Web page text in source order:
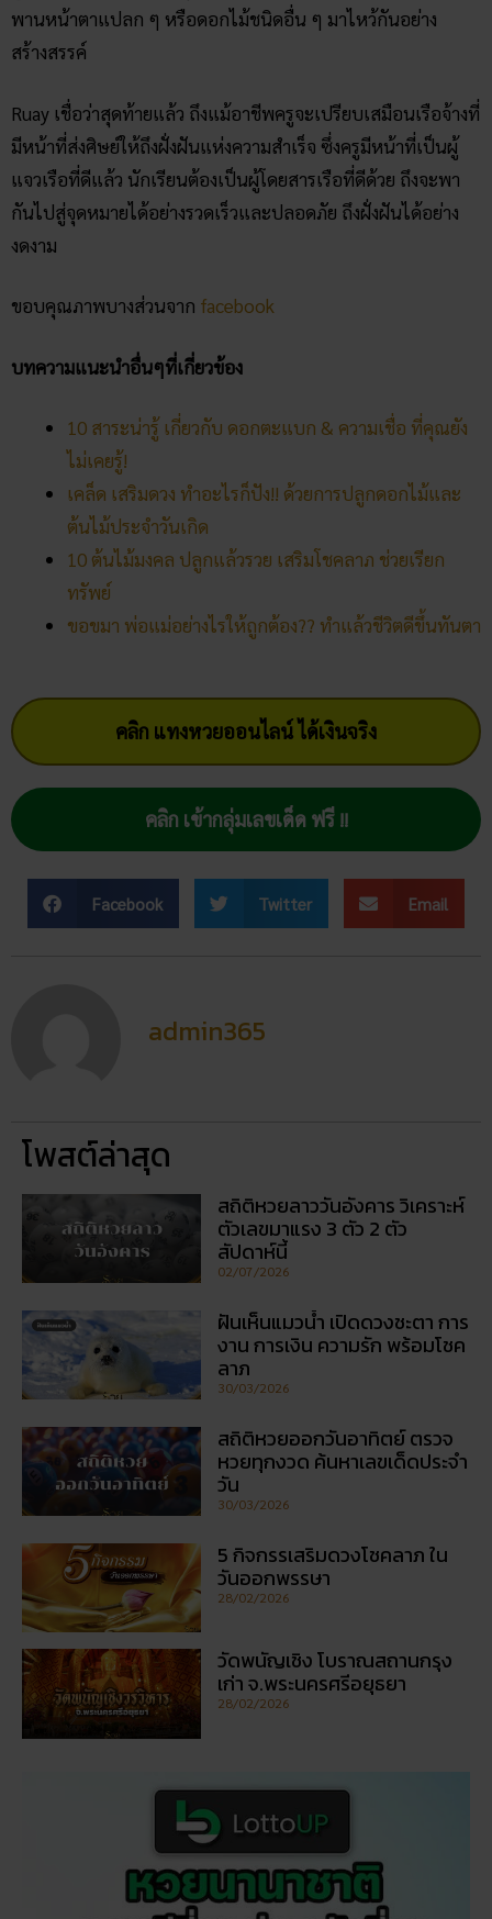
พานหน้าตาแปลก ๆ หรือดอกไม้ชนิดอื่น ๆ มาไหว้กันอย่าง
สร้างสรรค์
Ruay เชื่อว่าสุดท้ายแล้ว ถึงแม้อาชีพครูจะเปรียบเสมือนเรือจ้างที่
มีหน้าที่ส่งศิษย์ให้ถึงฝั่งฝันแห่งความสำเร็จ ซึ่งครูมีหน้าที่เป็นผู้
แจวเรือที่ดีแล้ว นักเรียนต้องเป็นผู้โดยสารเรือที่ดีด้วย ถึงจะพา
กันไปสู่จุดหมายได้อย่างรวดเร็วและปลอดภัย ถึงฝั่งฝันได้อย่าง
งดงาม
ขอบคุณภาพบางส่วนจาก facebook
บทความแนะนำอื่นๆที่เกี่ยวข้อง
10 สาระน่ารู้ เกี่ยวกับ ดอกตะแบก & ความเชื่อ ที่คุณยัง
ไม่เคยรู้!
เคล็ด เสริมดวง ทำอะไรก็ปัง!! ด้วยการปลูกดอกไม้และ
ต้นไม้ประจำวันเกิด
10 ต้นไม้มงคล ปลูกแล้วรวย เสริมโชคลาภ ช่วยเรียก
ทรัพย์
ขอขมา พ่อแม่อย่างไรให้ถูกต้อง?? ทำแล้วชีวิตดีขึ้นทันตา
คลิก แทงหวยออนไลน์ ได้เงินจริง
คลิก เข้ากลุ่มเลขเด็ด ฟรี !!
Facebook Twitter Email
admin365
โพสต์ล่าสุด
สถิติหวยลาววันอังคาร วิเคราะห์
ตัวเลขมาแรง 3 ตัว 2 ตัว
สัปดาห์นี้
02/07/2026
ฝันเห็นแมวน้ำ เปิดดวงชะตา การ
งาน การเงิน ความรัก พร้อมโชค
ลาภ
30/03/2026
สถิติหวยออกวันอาทิตย์ ตรวจ
หวยทุกงวด ค้นหาเลขเด็ดประจำ
วัน
30/03/2026
5 กิจกรรเสริมดวงโชคลาภ ใน
วันออกพรรษา
28/02/2026
วัดพนัญเชิง โบราณสถานกรุง
เก่า จ.พระนครศรีอยุธยา
28/02/2026